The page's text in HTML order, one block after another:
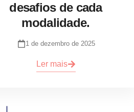
desafios de cada
modalidade.
1 de dezembro de 2025
Ler mais